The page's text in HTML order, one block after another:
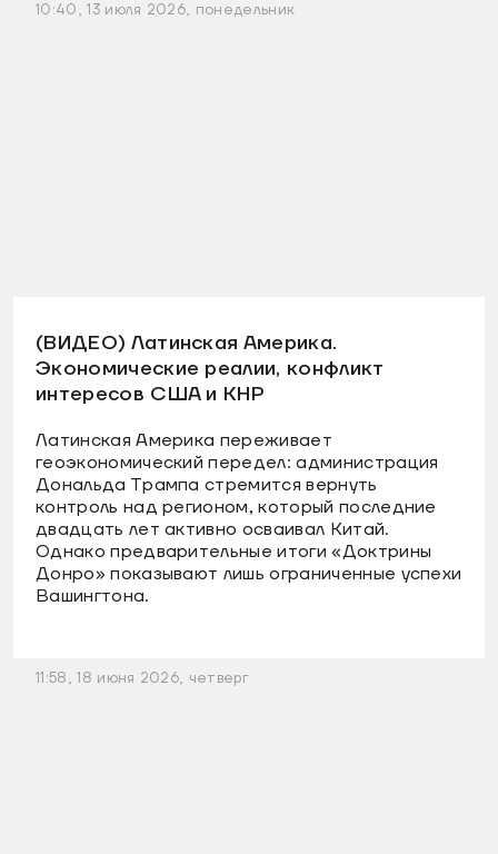
10:40, 13 июля 2026, понедельник
(ВИДЕО) Латинская Америка.
Экономические реалии, конфликт
интересов США и КНР
Латинская Америка переживает
геоэкономический передел: администрация
Дональда Трампа стремится вернуть
контроль над регионом, который последние
двадцать лет активно осваивал Китай.
Однако предварительные итоги «Доктрины
Донро» показывают лишь ограниченные успехи
Вашингтона.
11:58, 18 июня 2026, четверг